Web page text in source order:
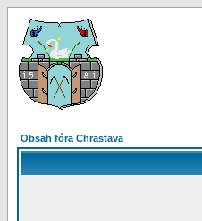
Obsah fóra Chrastava